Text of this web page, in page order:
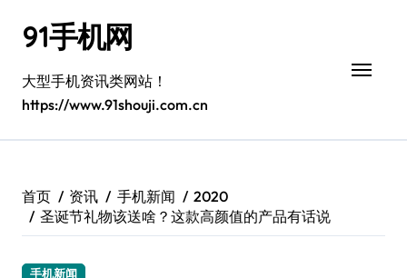
91手机网
大型手机资讯类网站！
https://www.91shouji.com.cn
首页 资讯 手机新闻
2020
圣诞节礼物该送啥？这款高颜值的产品有话说
手机新闻